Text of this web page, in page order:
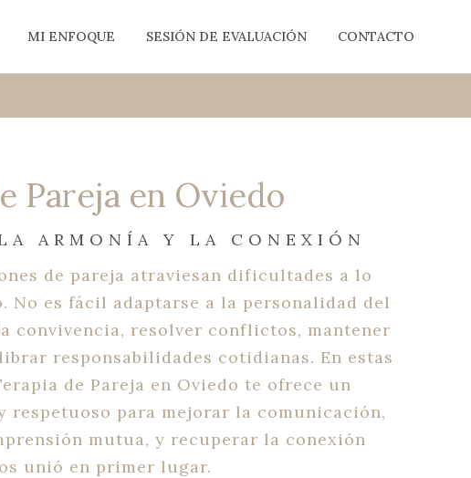
MI ENFOQUE SESIÓN DE EVALUACIÓN CONTACTO
Pareja en Oviedo
ARMONÍA Y LA CONEXIÓN
de pareja atraviesan dificultades a lo
No es fácil adaptarse a la personalidad del
convivencia, resolver conflictos, mantener
responsabilidades cotidianas. En estas
de Pareja en Oviedo te ofrece un
respetuoso para mejorar la comunicación,
mutua, y recuperar la conexión
unió en primer lugar.